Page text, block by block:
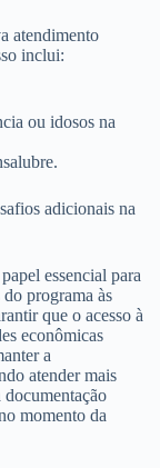
atendimento
inclui:
ou idosos na
adicionais na
essencial para
programa às
que o acesso à
econômicas
a
atender mais
momento da